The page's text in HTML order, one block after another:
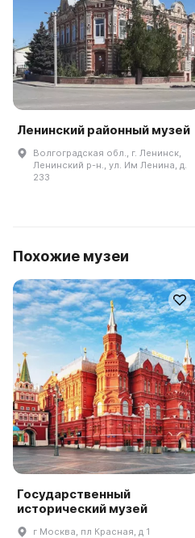
Ленинский районный музей
Волгоградская обл., г. Ленинск,
Ленинский р-н., ул. Им Ленина, д.
233
Похожие музеи
Государственный
исторический музей
г Москва, пл Красная, д 1